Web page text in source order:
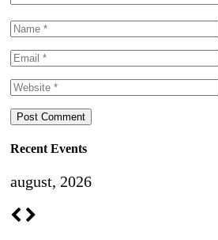
Recent Events
august, 2026